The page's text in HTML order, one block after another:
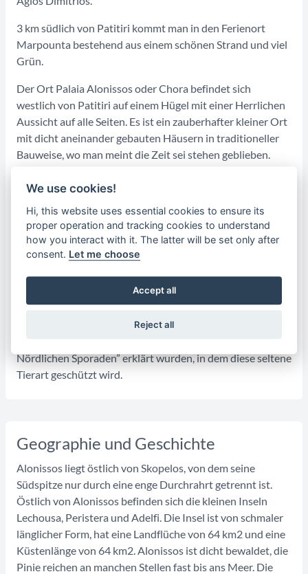
3 km südlich von Patitiri kommt man in den Ferienort
Marpounta bestehend aus einem schönen Strand und viel
Grün.
Der Ort Palaia Alonissos oder Chora befindet sich
westlich von Patitiri auf einem Hügel mit einer Herrlichen
Aussicht auf alle Seiten. Es ist ein zauberhafter kleiner Ort
mit dicht aneinander gebauten Häusern in traditioneller
Bauweise, wo man meint die Zeit sei stehen geblieben.
Überreste der venezianischen Befestigungen und die
Kirchen des Heiligen Athanasios und des Heiligen Georg,
sowie die Christuskirche. Im Norden befindet sich das
Kloster Agii Anargzri. im Nordwesten liegen die Strände
Vrysitsa, Tsoukalia und Megali Ammos.
An der Gerakas genannten Stelle, am nördlichsten Punkt
der Insel, ist ein Zentrum für den Schutz der
Nördlichen Sporaden” erklärt wurden, in dem diese seltene
Tierart geschützt wird.
Geographie und Geschichte
Alonissos liegt östlich von Skopelos, von dem seine
Südspitze nur durch eine enge Durchrahrt getrennt ist.
Östlich von Alonissos befinden sich die kleinen Inseln
Lechousa, Peristera und Adelfi. Die Insel ist von schmaler
länglicher Form, hat eine Landflüche von 64 km2 und eine
Küstenlänge von 64 km2. Alonissos ist dicht bewaldet, die
Pinie reichen an manchen Stellen fast bis ans Meer. Die
We use cookies!
Hi, this website uses essential cookies to ensure its
proper operation and tracking cookies to understand
how you interact with it. The latter will be set only after
consent. Let me choose
Accept all
Reject all